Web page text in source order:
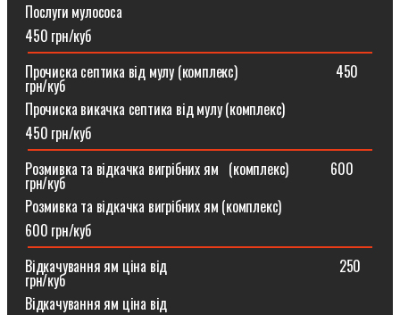
Послуги мулососа
450 грн/куб
Прочиска септика від мулу (комплекс) ⠀⠀⠀⠀⠀⠀⠀⠀⠀450
грн/куб
Прочиска викачка септика від мулу (комплекс)
450 грн/куб
Розмивка та відкачка вигрібних ям⠀(комплекс)⠀⠀⠀⠀600
грн/куб
Розмивка та відкачка вигрібних ям (комплекс)⠀
600 грн/куб
Відкачування ям ціна від ⠀⠀⠀⠀⠀⠀⠀⠀⠀⠀⠀⠀⠀⠀⠀⠀250
грн/куб
Відкачування ям ціна від